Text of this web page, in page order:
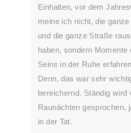
Einhalten, vor dem
meine ich nicht, die
und die ganze Straße
haben, sondern Momente
Seins in der Ruhe
Denn, das war sehr
bereichernd. Ständig wird
Raunächten gesprochen,
in der Tat.